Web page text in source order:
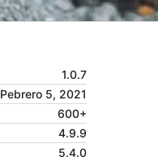
1.0.7
Pebrero 5, 2021
600+
4.9.9
5.4.0